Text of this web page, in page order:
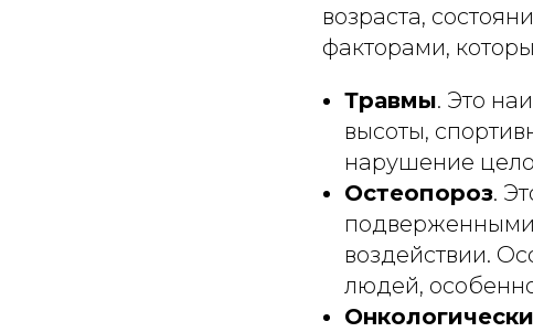
возраста,
факторами,
Травмы. Это
высоты,
нарушение
Остеопороз.
воздействии.
людей,